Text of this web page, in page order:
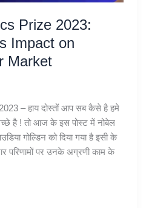
Prize 2023:
Impact on
Market
– हाय दोस्तों आप सब कैसे है हमे
है ! तो आज के इस पोस्ट में नोबेल
गोल्डिन को दिया गया है इसी के
परिणामों पर उनके अग्रणी काम के